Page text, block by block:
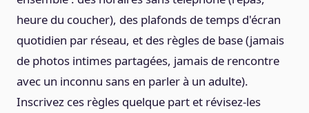
heure du coucher), des plafonds de temps d'écran
quotidien par réseau, et des règles de base (jamais
de photos intimes partagées, jamais de rencontre
avec un inconnu sans en parler à un adulte).
Inscrivez ces règles quelque part et révisez-les